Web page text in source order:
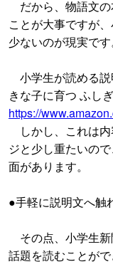
だから、物語文
ことが大事ですが
少ないのが現実です
小学生が読める
きな子に育つ ふし
https://
しかし、これは
ジと少し重たいの
面があります。
●手軽に説明文へ触
その点、小学生
話題を読むことがで